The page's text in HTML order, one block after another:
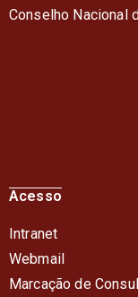
Conselho Nacional
Acesso
Intranet
Webmail
Marcação de